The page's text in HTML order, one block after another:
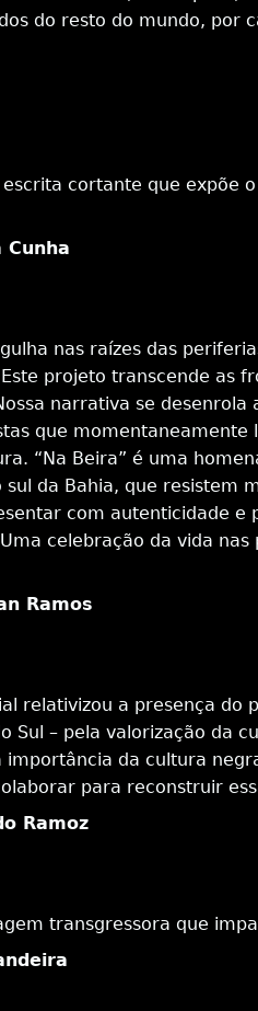
do resto do mundo, por
cortante que expõe
Cunha
nas raízes das
projeto transcende as
narrativa se
que momentaneamente
“Na Beira” é uma
da Bahia, que resistem
com autenticidade e
celebração da vida
Ramos
relativizou a presença do
Sul – pela valorização
da cultura
para reconstruir
Ramoz
transgressora que